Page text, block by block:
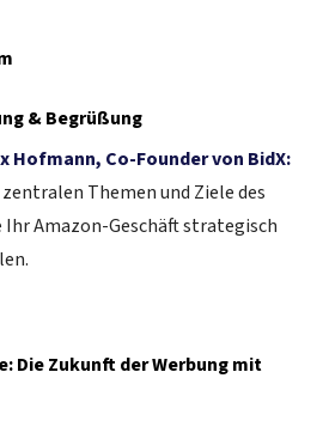
& Begrüßung
Hofmann, Co-Founder von BidX:
Themen und Ziele des
Ihr Amazon-Geschäft strategisch
Die Zukunft der Werbung mit